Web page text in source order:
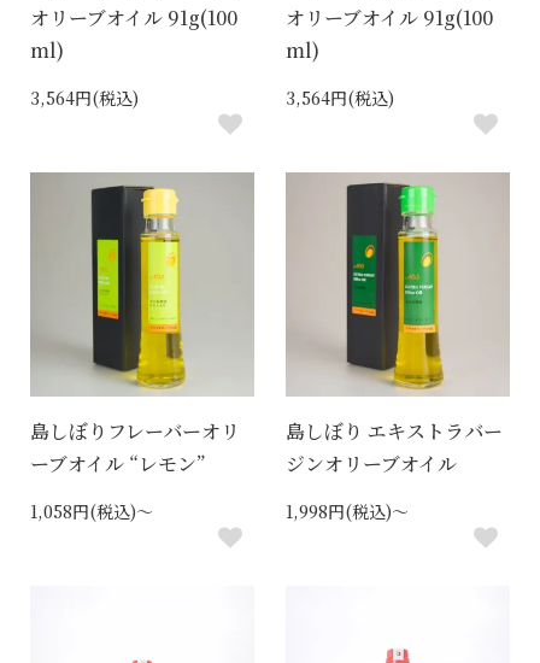
オリーブオイル 91g(100
ml)
3,564円(税込)
オリーブオイル 91g(100
ml)
3,564円(税込)
島しぼりフレーバーオリ
ーブオイル “レモン”
1,058円(税込)～
島しぼり エキストラバー
ジンオリーブオイル
1,998円(税込)～